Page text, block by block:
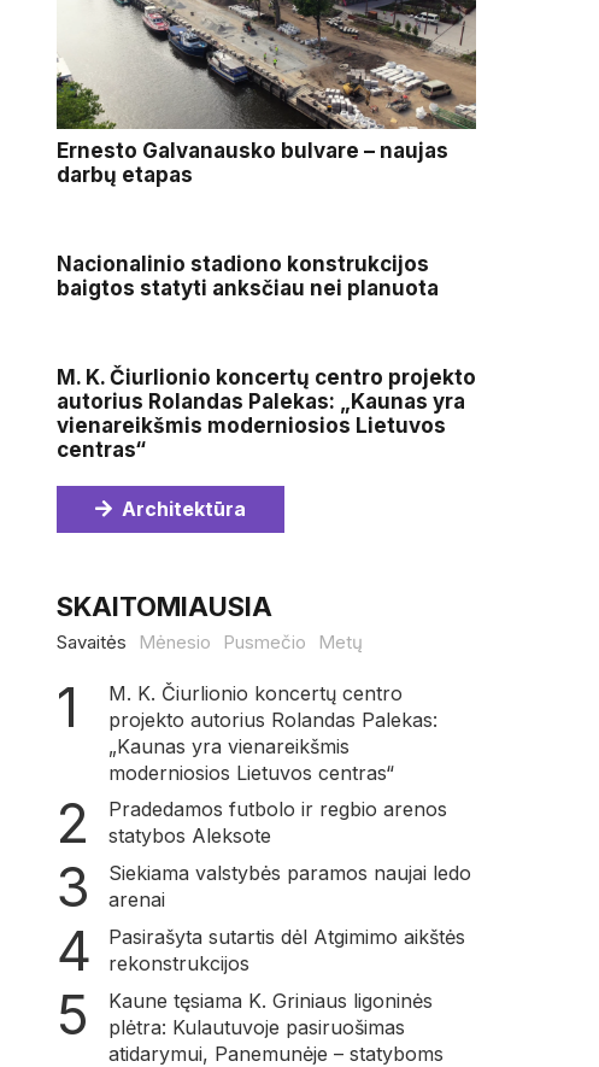
Ernesto Galvanausko bulvare – naujas
darbų etapas
Nacionalinio stadiono konstrukcijos
baigtos statyti anksčiau nei planuota
M. K. Čiurlionio koncertų centro projekto
autorius Rolandas Palekas: „Kaunas yra
vienareikšmis moderniosios Lietuvos
centras“
Architektūra
SKAITOMIAUSIA
Savaitės Mėnesio Pusmečio Metų
M. K. Čiurlionio koncertų centro
projekto autorius Rolandas Palekas:
„Kaunas yra vienareikšmis
moderniosios Lietuvos centras“
Pradedamos futbolo ir regbio arenos
statybos Aleksote
Siekiama valstybės paramos naujai ledo
arenai
Pasirašyta sutartis dėl Atgimimo aikštės
rekonstrukcijos
Kaune tęsiama K. Griniaus ligoninės
plėtra: Kulautuvoje pasiruošimas
atidarymui, Panemunėje – statyboms